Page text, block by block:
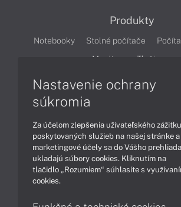
Produkty
Notebooky Stolné počítače
Monitory
Tlačiarne
Technológie
Videá
Obsah
Možnosti
Nastavenie ochrany
súkromia
Za účelom zlepšenia užívateľského
poskytovaných služieb na našej stránke a
marketingové účely sa do Vášho
ukladajú súbory cookies. Kliknutím na
tlačidlo „Rozumiem“ súhlasíte s
cookies.